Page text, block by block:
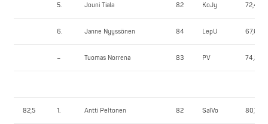
5. Jouni Tiala 82 KoJy 72,45
6. Janne Nyyssönen 84 LepU 67,65
– Tuomas Norrena 83 PV 74,25
82,5 1. Antti Peltonen 82 SalVo 80,10